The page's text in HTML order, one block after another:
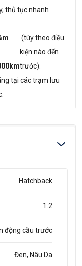
thủ tục nhanh
(tùy theo điều
kiện nào đến
trước).
tại các trạm lưu
Hatchback
1.2
động cầu trước
Đen, Nâu Da